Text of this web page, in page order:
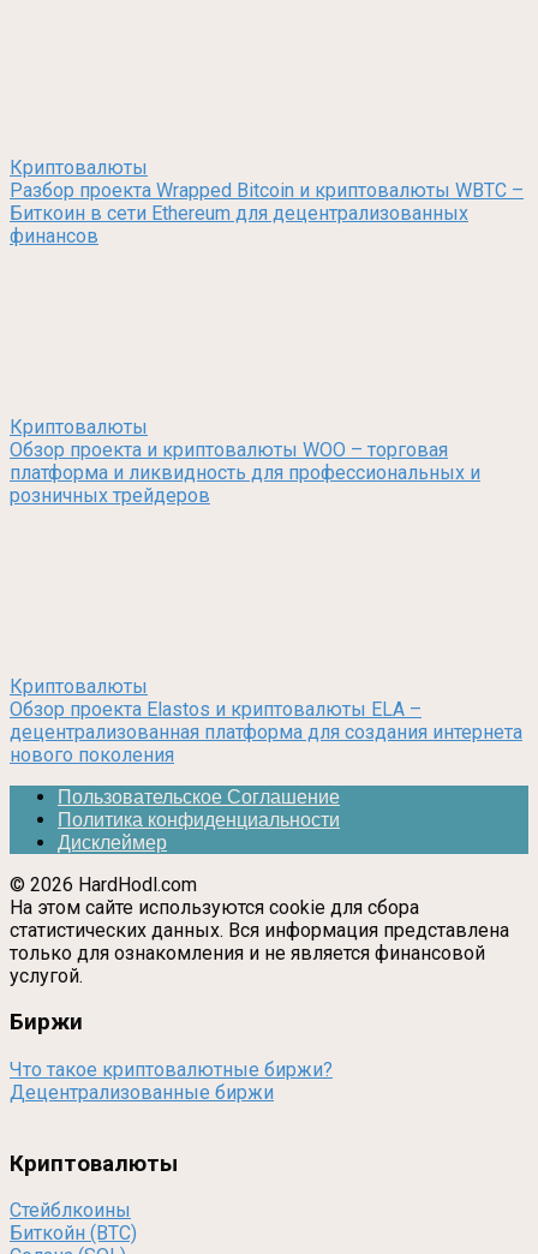
Криптовалюты
Разбор проекта Wrapped Bitcoin и криптовалюты WBTC –
Биткоин в сети Ethereum для децентрализованных
финансов
Криптовалюты
Обзор проекта и криптовалюты WOO – торговая
платформа и ликвидность для профессиональных и
розничных трейдеров
Криптовалюты
Обзор проекта Elastos и криптовалюты ELA –
децентрализованная платформа для создания интернета
нового поколения
Пользовательское Соглашение
Политика конфиденциальности
Дисклеймер
© 2026 HardHodl.com
На этом сайте используются cookie для сбора
статистических данных. Вся информация представлена
только для ознакомления и не является финансовой
услугой.
Биржи
Что такое криптовалютные биржи?
Децентрализованные биржи
Криптовалюты
Стейблкоины
Биткойн (BTC)